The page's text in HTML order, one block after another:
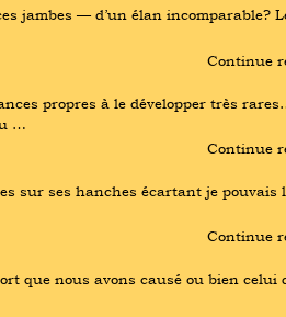
jambes — d’un élan incomparable?
Continue
propres à le développer très
…
Continue
sur ses hanches écartant je pouvais
Continue
que nous avons causé ou bien celui